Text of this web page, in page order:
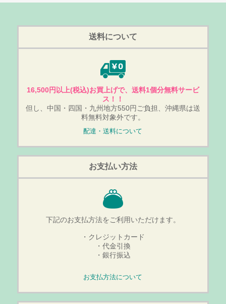
送料について
16,500円以上(税込)お買上げで、送料1個分無料サービ
ス！！
但し、中国・四国・九州地方550円ご負担、沖縄県は送
料無料対象外です。
配達・送料について
お支払い方法
下記のお支払方法をご利用いただけます。
・クレジットカード
・代金引換
・銀行振込
お支払方法について